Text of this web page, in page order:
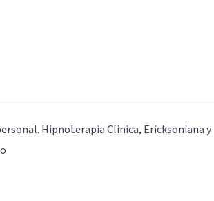
Hipnoterapia Clinica, Ericksoniana y